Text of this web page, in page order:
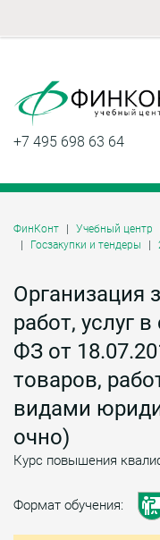
+7 495 698 63 64
ФинКонт Учебный центр
Госзакупки и тендеры
Организация
работ, услуг
ФЗ от
товаров,
видами
очно)
Курс повышения
Формат обучения:
звонок
Даю